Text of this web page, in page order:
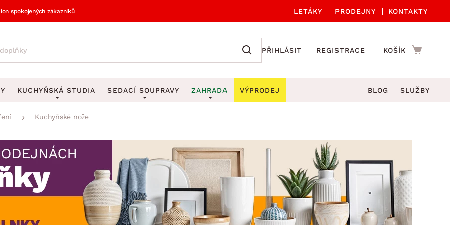
spokojených zákazníků LETÁKY PRODEJNY KONTAKTY
PŘIHLÁSIT REGISTRACE KOŠÍK
DEKORACE
Obrazy
Zrcadla
Zobrazit vše
Věšáky na klíče
Stojany na deštníky
Stojany na noviny
Stojany na oblečení
Zobrazit vše
Kuchyňské příslušenství
Kuchyňské doplňky
Koupelnové doplňky
Zahradní doplňky
Zobrazit vše
KUCHYŇSKÁ STUDIA SEDACÍ SOUPRAVY
Rohové sedací soupravy
Sedací soupravy 3-2-1
Sedací soupravy na míru
ZAHRADA
Zahradní židle a křesla
Zahradní lavice
Zahradní stoly
Zahradní houpačky
Zahradní lehátka
VÝPRODEJ BLOG SLUŽBY
Kuchyňské nože